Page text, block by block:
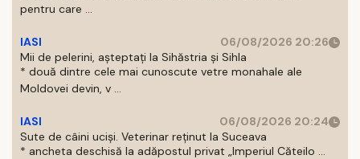
pentru care ...
IASI
06/08/2026 20:26
Mii de pelerini, așteptați la Sihăstria și Sihla
* două dintre cele mai cunoscute vetre monahale ale
Moldovei devin, v ...
IASI
06/08/2026 20:24
Sute de câini uciși. Veterinar reținut la Suceava
* ancheta deschisă la adăpostul privat „Imperiul Căteilo ...